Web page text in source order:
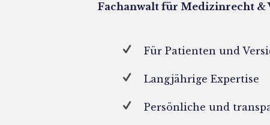
Fachanwalt für Medizinrecht &
Für Patienten und
Langjährige Expertise
Persönliche und